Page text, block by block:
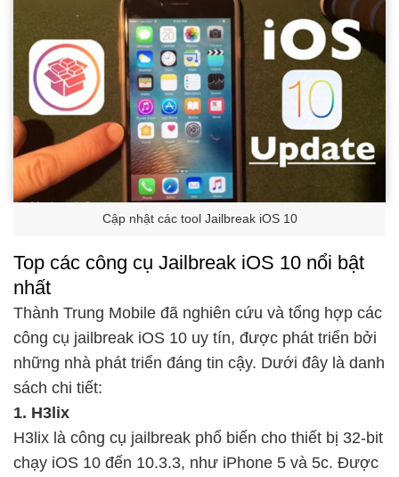
Cập nhật các tool Jailbreak iOS 10
Top các công cụ Jailbreak iOS 10 nổi bật
nhất
Thành Trung Mobile đã nghiên cứu và tổng hợp các
công cụ jailbreak iOS 10 uy tín, được phát triển bởi
những nhà phát triển đáng tin cậy. Dưới đây là danh
sách chi tiết:
1. H3lix
H3lix là công cụ jailbreak phổ biến cho thiết bị 32-bit
chạy iOS 10 đến 10.3.3, như iPhone 5 và 5c. Được